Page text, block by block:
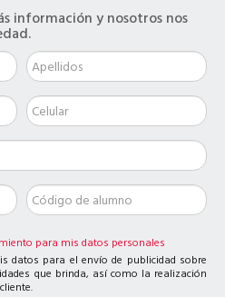
información y nosotros nos
para mis datos personales
datos para el envío de publicidad sobre
que brinda, así como la realización